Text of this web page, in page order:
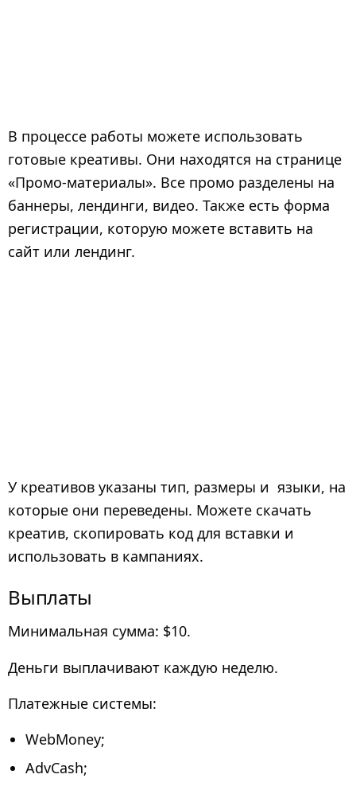
В процессе работы можете использовать
готовые креативы. Они находятся на странице
«Промо-материалы». Все промо разделены на
баннеры, лендинги, видео. Также есть форма
регистрации, которую можете вставить на
сайт или лендинг.
У креативов указаны тип, размеры и языки, на
которые они переведены. Можете скачать
креатив, скопировать код для вставки и
использовать в кампаниях.
Выплаты
Минимальная сумма: $10.
Деньги выплачивают каждую неделю.
Платежные системы:
WebMoney;
AdvCash;